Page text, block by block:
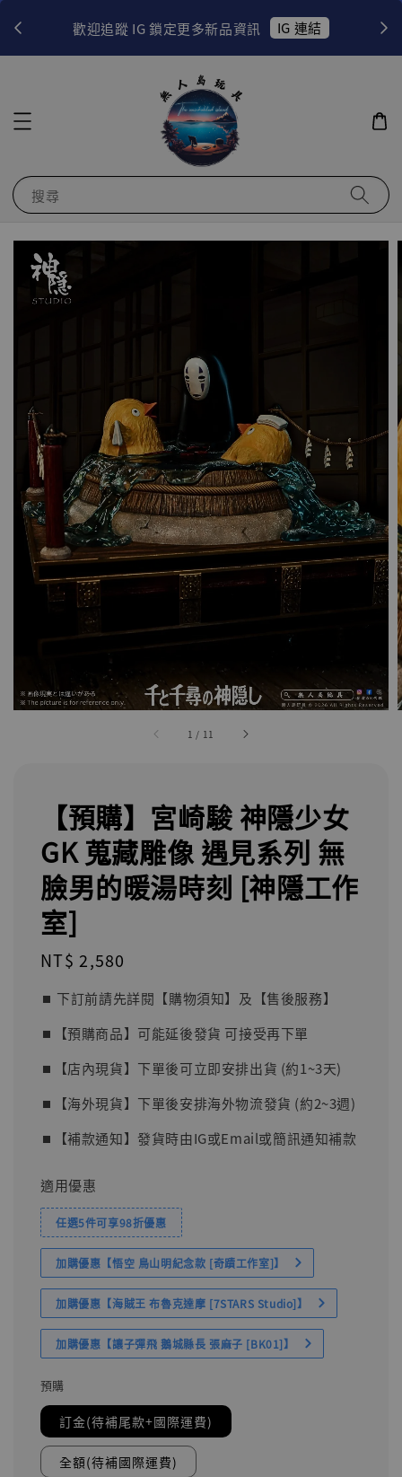
歡迎追蹤 IG 鎖定更多新品資訊 IG 連結
搜尋
1 / 11
【預購】宮崎駿 神隱少女
GK 蒐藏雕像 遇見系列 無
臉男的暖湯時刻 [神隱工作
室]
Regular
NT$ 2,580
⏹︎ 下訂前請先詳閱【購物須知】及【售後服務】
⏹︎【預購商品】可能延後發貨 可接受再下單
⏹︎【店內現貨】下單後可立即安排出貨 (約1~3天)
⏹︎【海外現貨】下單後安排海外物流發貨 (約2~3週)
⏹︎【補款通知】發貨時由IG或Email或簡訊通知補款
適用優惠
任選5件可享98折優惠
加購優惠【悟空 鳥山明紀念款 [奇蹟工作室]】
加購優惠【海賊王 布魯克達摩 [7STARS Studio]】
加購優惠【讓子彈飛 鵝城縣長 張麻子 [BK01]】
預購
訂金(待補尾款+國際運費)
全額(待補國際運費)